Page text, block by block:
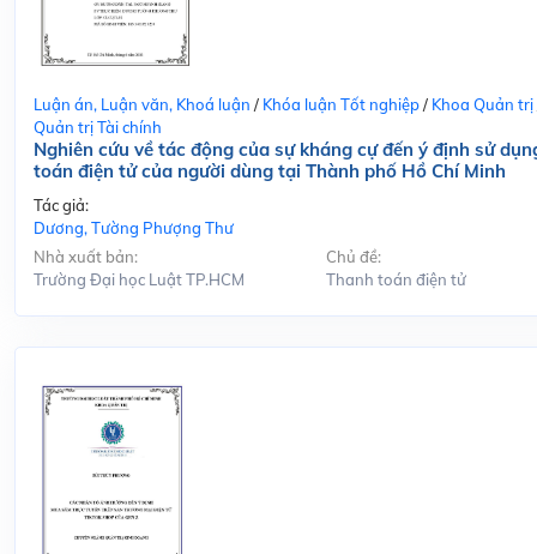
Luận án, Luận văn, Khoá luận / Khóa luận Tốt nghiệp/ Khoa Quản trị
Quản trị Tài chính
Nghiên cứu về tác động của sự kháng cự đến ý định sử
toán điện tử của người dùng tại Thành phố Hồ Chí Minh
Tác giả:
Dương, Tường Phượng Thư
Nhà xuất bản:
Trường Đại học Luật TP.HCM
Chủ đề:
Thanh toán điện tử